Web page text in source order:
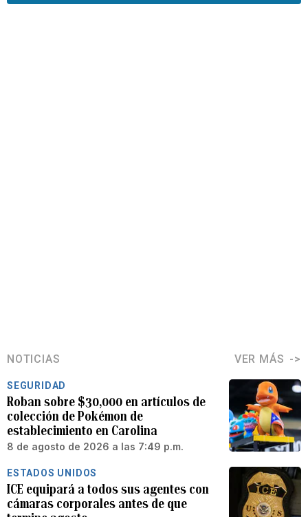
NOTICIAS VER MÁS
SEGURIDAD
Roban sobre $30,000 en artículos de
colección de Pokémon de
establecimiento en Carolina
8 de agosto de 2026 a las 7:49 p.m.
ESTADOS UNIDOS
ICE equipará a todos sus agentes con
cámaras corporales antes de que